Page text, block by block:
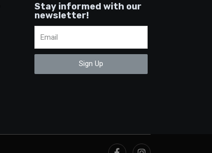
Stay informed with our
newsletter!
Sign Up